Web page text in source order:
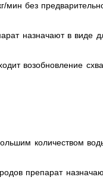
мин без
назначают в виде
возобновление
количеством
препарат